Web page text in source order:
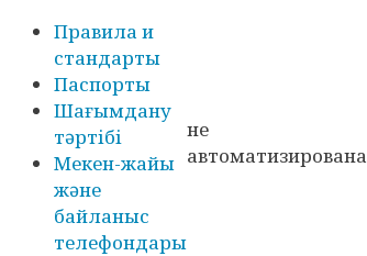
Правила и
стандарты
Паспорты
Шағымдану
тәртібі
Мекен-жайы
және
байланыс
телефондары
не
автоматизирована